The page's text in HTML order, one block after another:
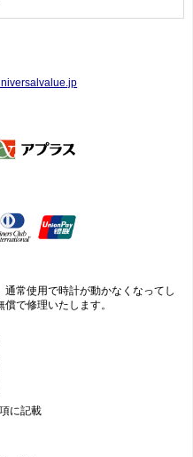
常使用で時計が動かなくなってし
で修理いたします。
に記載